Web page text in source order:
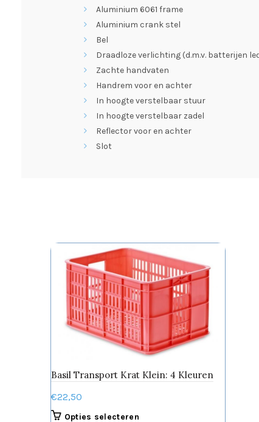
Aluminium 6061 frame
Aluminium crank stel
Bel
Draadloze verlichting (d.m.v. batterijen
Zachte handvaten
Handrem voor en achter
In hoogte verstelbaar stuur
In hoogte verstelbaar zadel
Reflector voor en achter
Slot
Basil Transport Krat Klein: 4 Kleuren
€22,50
Opties selecterenDit